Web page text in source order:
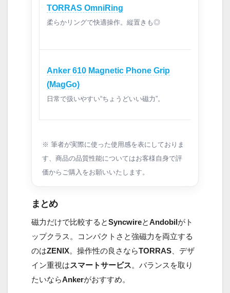
TORRAS OmniRing
柔らかリングで快適操作。縦置きも◎
Anker 610 Magnetic Phone Grip
(MagGo)
日常で扱いやすい“ちょうどいい磁力”。
※ 筆者が実際に使った使用感を表にしておりま
す、商品の品質性能についてはお客様自身で評
価からご購入をお願いいたします。
まとめ
磁力だけで比較するとSyncwireとAndobilがト
ップクラス。コンパクトさと強磁力を両立する
のはZENIX。操作性の良さならTORRAS、デザ
イン重視はスマートサービス。バランスを取り
たいならAnkerがおすすめ。